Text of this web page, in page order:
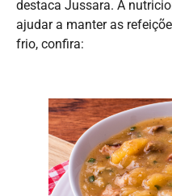
destaca Jussara. A
ajudar a manter as
frio, confira: